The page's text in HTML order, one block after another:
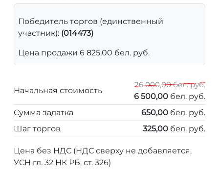
Победитель торгов (единственный
участник): (014473)
Цена продажи 6 825,00 бел. руб.
Начальная стоимость
26 000,00 бел. руб.
6 500,00 бел. руб.
Сумма задатка
650,00 бел. руб.
Шаг торгов
325,00 бел. руб.
Цена без НДС (НДС сверху не добавляется,
УСН гл. 32 НК РБ, ст. 326)